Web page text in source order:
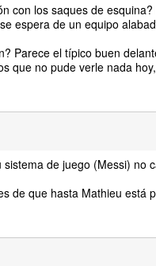
con los saques de
espera de un equipo
Parece el típico buen
que no pude verle nada
de juego (Messi) no
de que hasta Mathieu está